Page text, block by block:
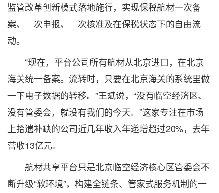
监管改革创新模式落地施行，实现保税航材一次备
案、一次申报、一次核准及在保税状态下的自由流
动。
“现在，平台公司所有航材从北京进口，在北京
海关统一备案。流转时，只要在北京海关的系统里做
一下电子数据的转移。”王斌说，“没有临空经济区、
没有管委会，就没有我们的今天。”这家专注在市场
上拾遗补缺的公司近几年收入年递增超过20%，去年
营收13亿元。
航材共享平台只是北京临空经济核心区管委会不
断升级“软环境”，构建全链条、管家式服务机制的一